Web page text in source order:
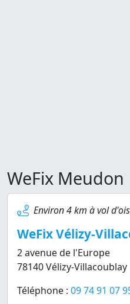
WeFix Meudon
Environ 4 km à vol
WeFix Vélizy-
2 avenue de l'Europe
78140 Vélizy-Villacoublay
Téléphone : 09 74 91 07